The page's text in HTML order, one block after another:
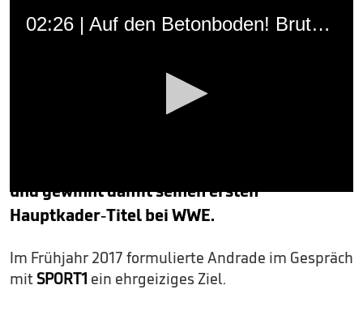
02:26 | Auf den Betonboden! Brutale Attacke auf WWE-Jungstar
0
seconds
of
minutes,
26
seconds
und gewinnt damit seinen ersten
Hauptkader-Titel bei WWE.
Im Frühjahr 2017 formulierte Andrade im Gespräch
mitSPORT1 ein ehrgeiziges Ziel.